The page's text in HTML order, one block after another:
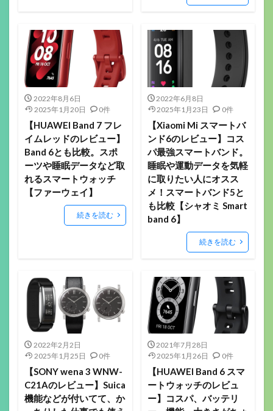
2022年8月6日
2025年1月20日
0件
【HUAWEI Band 7 フレ
イムレッドのレビュー】
Band 6とも比較。スポ
ーツや睡眠データなど取
れるスマートウォッチ
【ファーウェイ】
続きを読む
2022年6月8日
2025年1月23日
0件
【Xiaomi Mi スマートバ
ンド6のレビュー】コス
パ最強スマートバンド。
睡眠や運動データを気軽
に取りたい人にオスス
メ！スマートバンド5と
も比較【シャオミ Smart
band 6】
続きを読む
2022年2月2日
2025年1月25日
0件
【SONY wena 3 WNW-
C21Aのレビュー】Suica
機能などが付いてて、か
2021年7月28日
2025年1月26日
0件
【HUAWEI Band 6 スマ
ートウォッチのレビュ
ー】コスパ、バッテリ